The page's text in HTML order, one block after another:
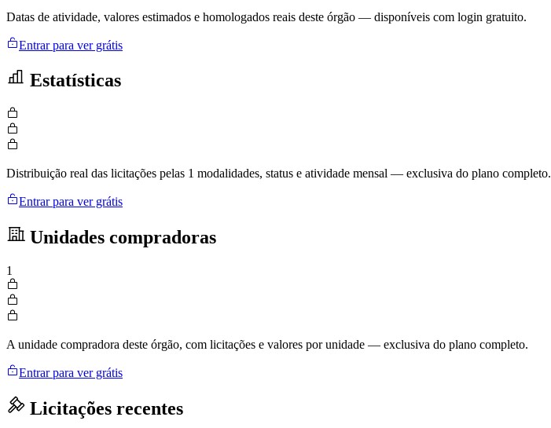
Datas de atividade, valores estimados e homologados reais deste órgão — disponíveis com login gratuito.
Entrar para ver grátis
Estatísticas
Distribuição real das licitações pelas 1 modalidades, status e atividade mensal — exclusiva do plano completo.
Entrar para ver grátis
Unidades compradoras
1
A unidade compradora deste órgão, com licitações e valores por unidade — exclusiva do plano completo.
Entrar para ver grátis
Licitações recentes